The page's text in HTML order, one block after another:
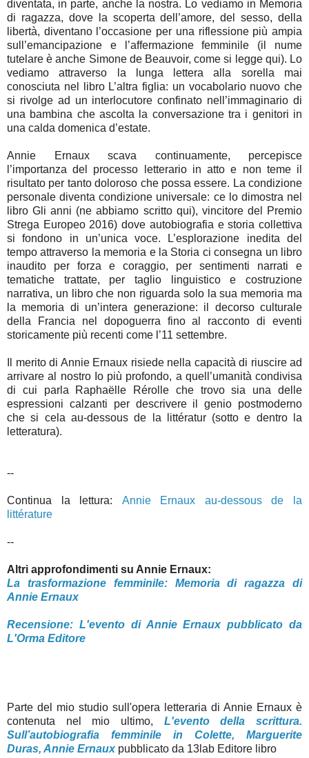
diventata, in parte, anche la nostra. Lo vediamo in Memoria
di ragazza, dove la scoperta dell’amore, del sesso, della
libertà, diventano l’occasione per una riflessione più ampia
sull’emancipazione e l’affermazione femminile (il nume
tutelare è anche Simone de Beauvoir, come si legge qui). Lo
vediamo attraverso la lunga lettera alla sorella mai
conosciuta nel libro L’altra figlia: un vocabolario nuovo che
si rivolge ad un interlocutore confinato nell’immaginario di
una bambina che ascolta la conversazione tra i genitori in
una calda domenica d’estate.
Annie Ernaux scava continuamente, percepisce
l’importanza del processo letterario in atto e non teme il
risultato per tanto doloroso che possa essere. La condizione
personale diventa condizione universale: ce lo dimostra nel
libro Gli anni (ne abbiamo scritto qui), vincitore del Premio
Strega Europeo 2016) dove autobiografia e storia collettiva
si fondono in un’unica voce. L’esplorazione inedita del
tempo attraverso la memoria e la Storia ci consegna un libro
inaudito per forza e coraggio, per sentimenti narrati e
tematiche trattate, per taglio linguistico e costruzione
narrativa, un libro che non riguarda solo la sua memoria ma
la memoria di un’intera generazione: il decorso culturale
della Francia nel dopoguerra fino al racconto di eventi
storicamente più recenti come l’11 settembre.
Il merito di Annie Ernaux risiede nella capacità di riuscire ad
arrivare al nostro Io più profondo, a quell’umanità condivisa
di cui parla Raphaëlle Rérolle che trovo sia una delle
espressioni calzanti per descrivere il genio postmoderno
che si cela au-dessous de la littératur (sotto e dentro la
letteratura).
--
Continua la lettura: Annie Ernaux au-dessous de la
littérature
--
Altri approfondimenti su Annie Ernaux:
La trasformazione femminile: Memoria di ragazza di
Annie Ernaux
Recensione: L'evento di Annie Ernaux pubblicato da
L'Orma Editore
Parte del mio studio sull'opera letteraria di Annie Ernaux è
contenuta nel mio ultimo, L'evento della scrittura.
Sull’autobiografia femminile in Colette, Marguerite
Duras, Annie Ernaux pubblicato da 13lab Editore libro